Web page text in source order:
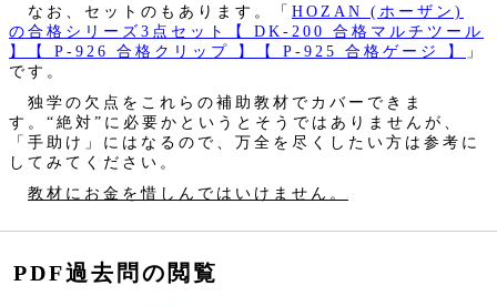
なお、セットのもあります。「 HOZAN (ホーザン)
の合格シリーズ3点セット【 DK-200 合格マルチツール
】【 P-926 合格クリップ 】【 P-925 合格ゲージ 】
」
です。
独学の欠点をこれらの補助教材でカバーできま
す。“絶対”に必要かというとそうではありませんが、
「手助け」にはなるので、万全を尽くしたい方は参考に
してみてください。
教材にお金を惜しんではいけません。
PDF過去問の閲覧